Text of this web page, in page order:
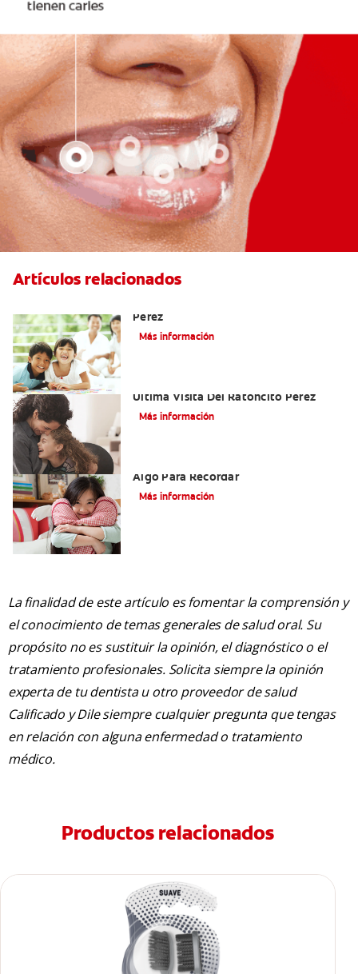
Artículos relacionados
Pérez
Más información
Última Visita Del Ratoncito Pérez
Más información
Algo Para Recordar
Más información
La finalidad de este artículo es fomentar la comprensión y
el conocimiento de temas generales de salud oral. Su
propósito no es sustituir la opinión, el diagnóstico o el
tratamiento profesionales. Solicita siempre la opinión
experta de tu dentista u otro proveedor de salud
Calificado y Dile siempre cualquier pregunta que tengas
en relación con alguna enfermedad o tratamiento
médico.
Productos relacionados